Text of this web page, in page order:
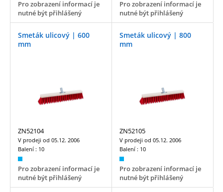
Pro zobrazení informací je
nutné být přihlášený
Pro zobrazení informací je
nutné být přihlášený
Smeták ulicový | 600
mm
ZN52104
V prodeji od 05.12. 2006
Balení : 10
Pro zobrazení informací je
nutné být přihlášený
Smeták ulicový | 800
mm
ZN52105
V prodeji od 05.12. 2006
Balení : 10
Pro zobrazení informací je
nutné být přihlášený